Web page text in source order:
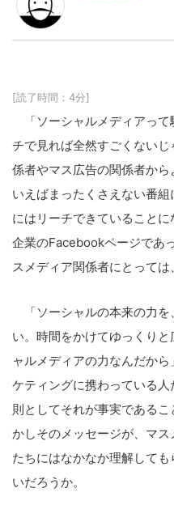
[読了時間：4分]
「ソーシャルメディアって
チで見れば全然すごくない
係者やマス広告の関係者か
いえばまったくさえない番
にはリーチできていること
企業のFacebookページであ
スメディア関係者にとっては
「ソーシャルの本来の力を
い。時間をかけてゆっくり
ャルメディアの力なんだか
ケティングに携わっている
則としてそれが事実である
かしそのメッセージが、マ
たちにはなかなか理解して
いだろうか。
Drone
投資家登録
Block Data Bank